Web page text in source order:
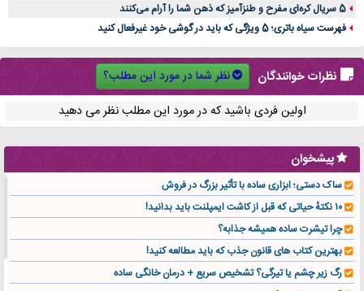
5 سریال کره‌ای مفرح و طنزآمیز که ذهن شما را آرام می‌کنند
فهرست سیاه باتری؛ 5 ویژگی که باید در گوشی خود غیرفعال کنید
نظرات خوانندگان
نظر شما در مورد این مطلب؟
اولین فردی باشید که در مورد این مطلب نظر می دهید
پیشخوان
ساک دستی؛ ابزاری ساده با تأثیر بزرگ در فروش
۱۰ نکتهٔ حیاتی که قبل از کاشت ایمپلنت باید بدانید!
چرا تیشرت ساده همیشه جذابه؟
بهترین کتاب های قانون جذب که باید مطالعه کنید!
رگ زیر چشم یا تیرگی؟ تشخیص سریع + درمان خانگی ساده